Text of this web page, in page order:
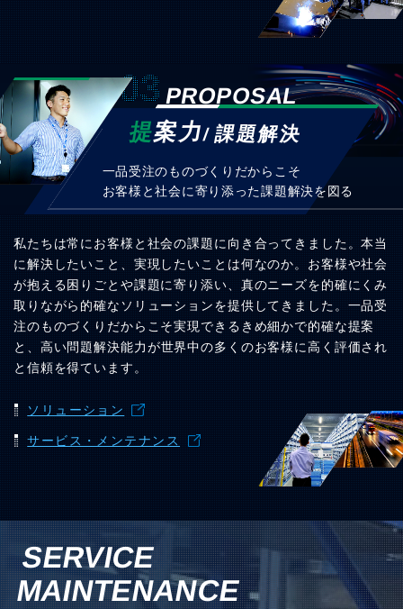
03 PROPOSAL
提案力 課題解決
一品受注のものづくりだからこそ
お客様と社会に寄り添った課題解決を図る
私たちは常にお客様と社会の課題に向き合ってきました。本当
に解決したいこと、実現したいことは何なのか。 お客様や社会
が抱える困りごとや課題に寄り添い、 真のニーズを的確にくみ
取りながら的確なソリューションを提供してきました。 一品受
注のものづくりだからこそ実現できるきめ細かで的確な提案
と、 高い問題解決能力が世界中の多くのお客様に高く評価され
と信頼を得ています。
ソリューション
サービス・メンテナンス
SERVICE
MAINTENANCE